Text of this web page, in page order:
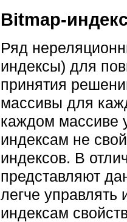
Bitmap-
Ряд
индексы) для
принятия
массивы для
каждом массиве
индексам не
индексов. В
представляют
легче
индексам